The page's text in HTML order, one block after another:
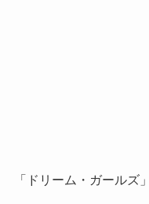
「ドリーム・ガールズ」